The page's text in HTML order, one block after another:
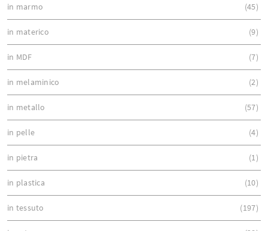
in marmo 45
in materico 9
in MDF 7
in melaminico 2
in metallo 57
in pelle 4
in pietra 1
in plastica 10
in tessuto 197